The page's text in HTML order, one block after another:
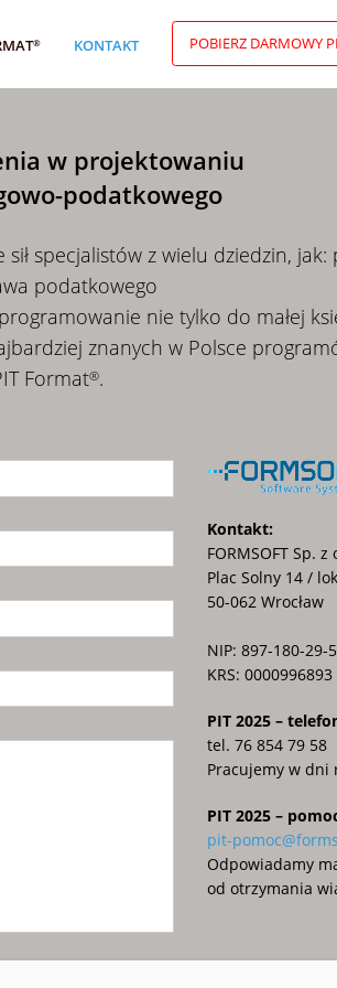
® KONTAKT POBIERZ DARMOWY
w projektowaniu
podatkowego
specjalistów z wielu dziedzin,
podatkowego
nie tylko do małej
znanych w Polsce
Format®.
Kontakt:
FORMSOFT Sp. z
Plac Solny 14 /
50-062 Wrocław
NIP: 897-180-29-
KRS: 0000996893
PIT 2025 –
tel. 76 854 79 58
Pracujemy w dni
PIT 2025 –
pit-
Odpowiadamy
od otrzymania